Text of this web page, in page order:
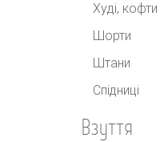
Худі, кофти
Шорти
Штани
Спідниці
Взуття